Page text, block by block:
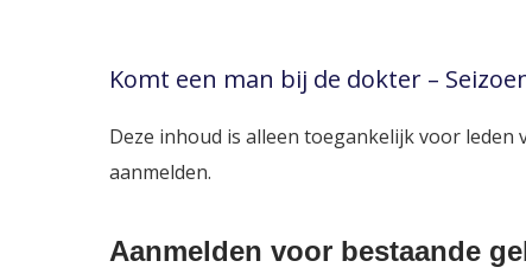
Komt een man bij de dokter –
Deze inhoud is alleen toegankelijk voor
aanmelden.
Aanmelden voor bestaande